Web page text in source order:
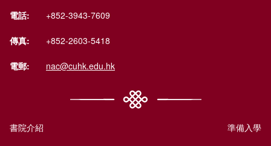
電話: +852-3943-7609
傳真: +852-2603-5418
電郵: nac@cuhk.edu.hk
書院介紹 準備入學